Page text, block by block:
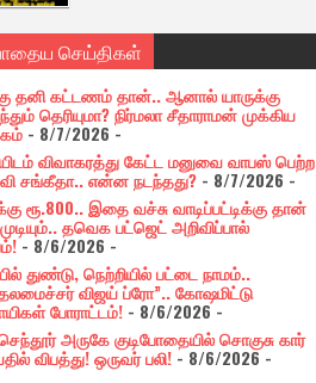
செய்திகள்
தனி கட்டணம் தான்.. ஆனால் யாருக்கு
தெரியுமா? நிர்மலா சீதாராமன் முக்கிய
- 8/7/2026 -
விவாகரத்து கேட்ட மனுவை வாபஸ் பெற்ற
சங்கீதா.. என்ன நடந்தது? - 8/7/2026 -
ரூ.800.. இதை வச்சு வாடிப்பட்டிக்கு தான்
தவெக பட்ஜெட் அறிவிப்பால்
- 8/6/2026 -
துண்டு, நெற்றியில் பட்டை நாமம்..
விஜய் ப்ரோ”.. கோஷமிட்டு
போராட்டம்! - 8/6/2026-
அருகே குடிபோதையில் சொகுசு கார்
விபத்து! ஒருவர் பலி! - 8/6/2026-